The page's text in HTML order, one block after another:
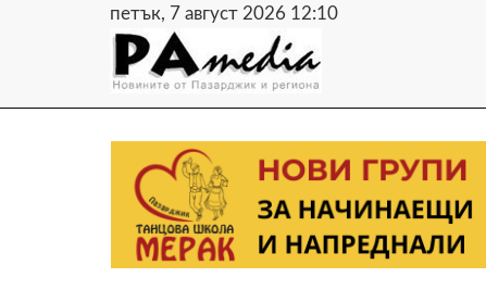
петък, 7 август 2026 12:10